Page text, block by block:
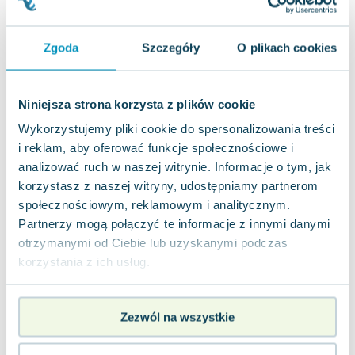
Zgoda Szczegóły O plikach cookies
Niniejsza strona korzysta z plików cookie
Wykorzystujemy pliki cookie do spersonalizowania treści
i reklam, aby oferować funkcje społecznościowe i
analizować ruch w naszej witrynie. Informacje o tym, jak
korzystasz z naszej witryny, udostępniamy partnerom
społecznościowym, reklamowym i analitycznym.
Partnerzy mogą połączyć te informacje z innymi danymi
otrzymanymi od Ciebie lub uzyskanymi podczas
korzystania z ich usług.
Zezwól na wszystkie
Joseph Murphy
Aleksander Puszkin
Oscar Wilde
Maddie Ziegler
Leszek Czarnecki
Joanna Racewicz
Janina Zającówna
Eric Helms
Anna Prus (oprac.)
Nela Mała Reporterka
Barbara Wrzesińska
Virginia Woolf